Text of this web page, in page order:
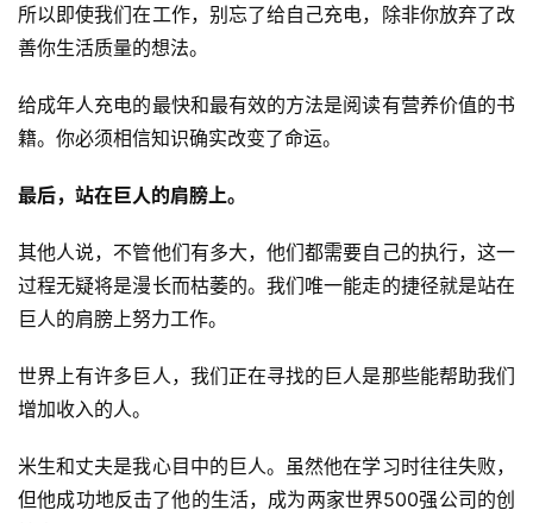
所以即使我们在工作，别忘了给自己充电，除非你放弃了改
善你生活质量的想法。
给成年人充电的最快和最有效的方法是阅读有营养价值的书
籍。你必须相信知识确实改变了命运。
最后，站在巨人的肩膀上。
其他人说，不管他们有多大，他们都需要自己的执行，这一
过程无疑将是漫长而枯萎的。我们唯一能走的捷径就是站在
巨人的肩膀上努力工作。
世界上有许多巨人，我们正在寻找的巨人是那些能帮助我们
增加收入的人。
米生和丈夫是我心目中的巨人。虽然他在学习时往往失败，
但他成功地反击了他的生活，成为两家世界500强公司的创